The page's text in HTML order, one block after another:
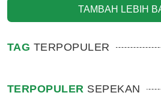
TAMBAH LEBIH
TAG TERPOPULER
TERPOPULER SEPEKAN